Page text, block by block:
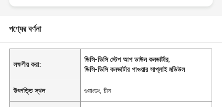
পণ্যের বর্ণনা
লক্ষণীয় করা:
ডিসি-ডিসি স্টেপ আপ ডাউন কনভার্টার,
ডিসি-ডিসি কনভার্টার পাওয়ার সাপ্লাই মডিউল
উৎপত্তি স্থল গুয়াংডং, চীন